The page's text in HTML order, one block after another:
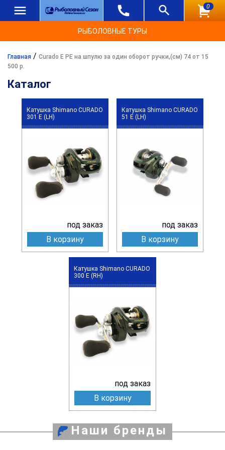
0
РЫБОЛОВНЫЕ ТУРЫ
Главная / Curado E PE на шпулю за один оборот ручки,(см) 74 от 15
500 р.
Каталог
Катушка Shimano CURADO
301 E (LH)
под заказ
В корзину
Катушка Shimano CURADO
51 E (LH)
под заказ
В корзину
Катушка Shimano CURADO
300 E (RH)
под заказ
В корзину
Наши бренды